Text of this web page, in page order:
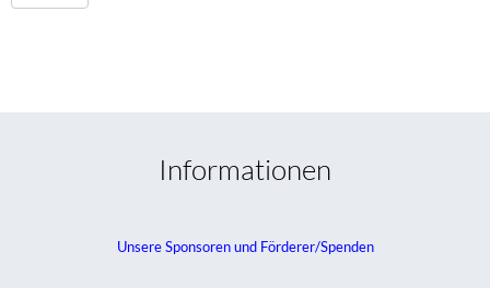
Informationen
Unsere Sponsoren und Förderer/Spenden